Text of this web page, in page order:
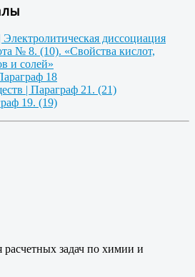
диссоциация
№ 8. (10). «Свойства кислот,
и солей»
18
| Параграф 21. (21)
19. (19)
задач по химии и